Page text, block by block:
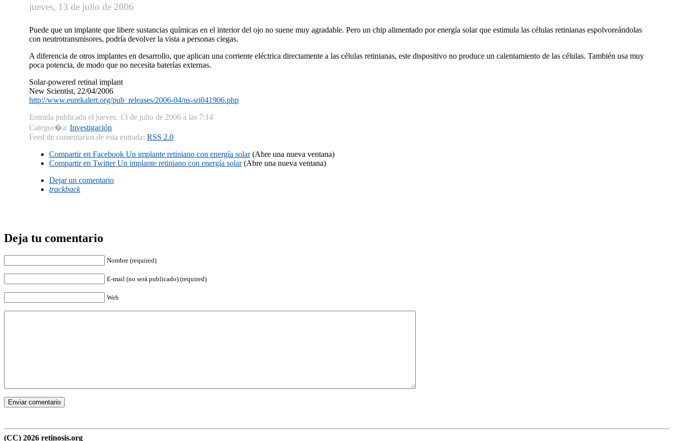
jueves, 13 de julio de 2006
Puede que un implante que libere sustancias quí­micas en el interior del ojo no suene muy agradable. Pero un chip alimentado por energí­a solar que estimula las células retinianas espolvoreándolas
con neutrotransmisores, podrí­a devolver la vista a personas ciegas.
A diferencia de otros implantes en desarrollo, que aplican una corriente eléctrica directamente a las células retinianas, este dispositivo no produce un calentamiento de las células. También usa muy
poca potencia, de modo que no necesita baterí­as externas.
Solar-powered retinal implant
New Scientist, 22/04/2006
http://www.eurekalert.org/pub_releases/2006-04/ns-sri041906.php
Entrada publicada el jueves, 13 de julio de 2006 a las 7:14
Categor�a: Investigación
Feed de comentarios de esta entrada: RSS 2.0
Compartir en Facebook Un implante retiniano con energí­a solar(Abre una nueva ventana)
Compartir en TwitterUn implante retiniano con energí­a solar(Abre una nueva ventana)
Dejar un comentario
trackback
Deja tu comentario
Nombre (required)
E-mail (no será publicado) (required)
Web
(CC) 2026 retinosis.org